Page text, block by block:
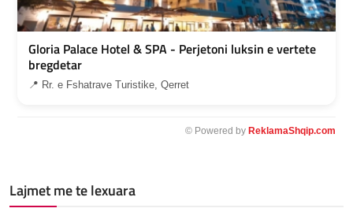
Gloria Palace Hotel & SPA - Perjetoni luksin e vertete
bregdetar
📍 Rr. e Fshatrave Turistike, Qerret
© Powered by ReklamaShqip.com
Lajmet me te lexuara